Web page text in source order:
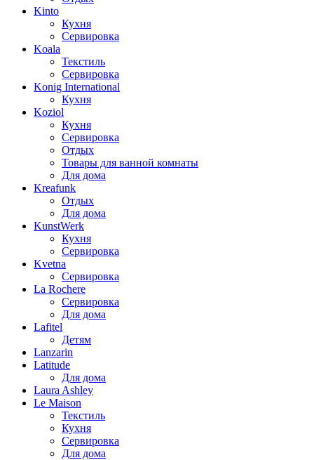
Kinto
Кухня
Сервировка
Koala
Текстиль
Сервировка
Konig International
Кухня
Koziol
Кухня
Сервировка
Отдых
Товары для ванной комнаты
Для дома
Kreafunk
Отдых
Для дома
KunstWerk
Кухня
Сервировка
Kvetna
Сервировка
La Rochere
Сервировка
Для дома
Lafitel
Детям
Lanzarin
Latitude
Для дома
Laura Ashley
Le Maison
Текстиль
Кухня
Сервировка
Для дома